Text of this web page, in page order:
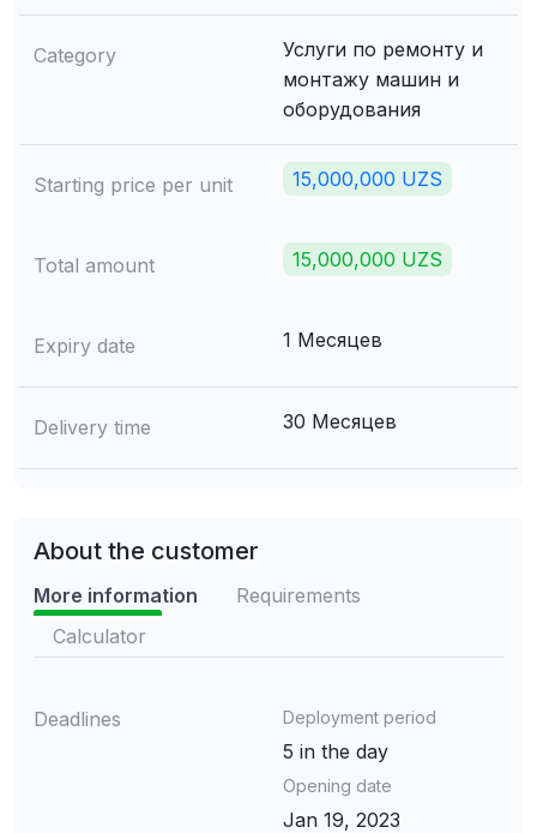
Category
Услуги по ремонту и
монтажу машин и
оборудования
Starting price per unit 15,000,000 UZS
Total amount 15,000,000 UZS
Expiry date 1 Месяцев
Delivery time 30 Месяцев
About the customer
More information
Requirements
Calculator
Deadlines Deployment period
5 in the day
Opening date
Jan 19, 2023